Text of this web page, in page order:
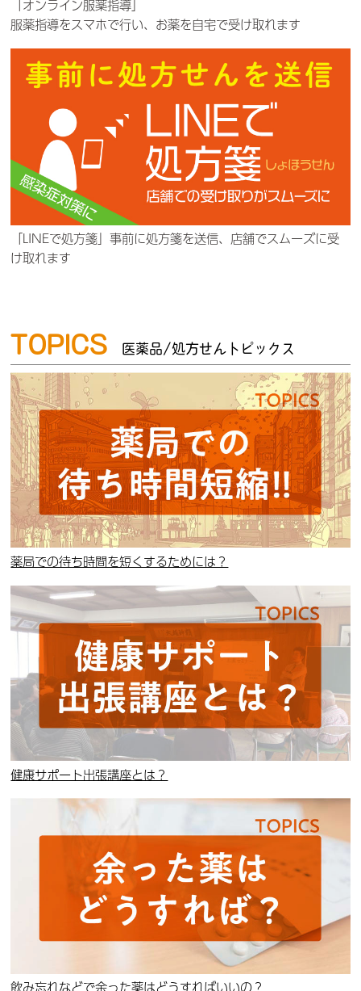
「オンライン服薬指導」
服薬指導をスマホで行い、お薬を自宅で受け取れます
「LINEで処方箋」事前に処方箋を送信、店舗でスムーズに受
け取れます
TOPICS 医薬品/処方せんトピックス
薬局での待ち時間を短くするためには？
健康サポート出張講座とは？
飲み忘れなどで余った薬はどうすればいいの？